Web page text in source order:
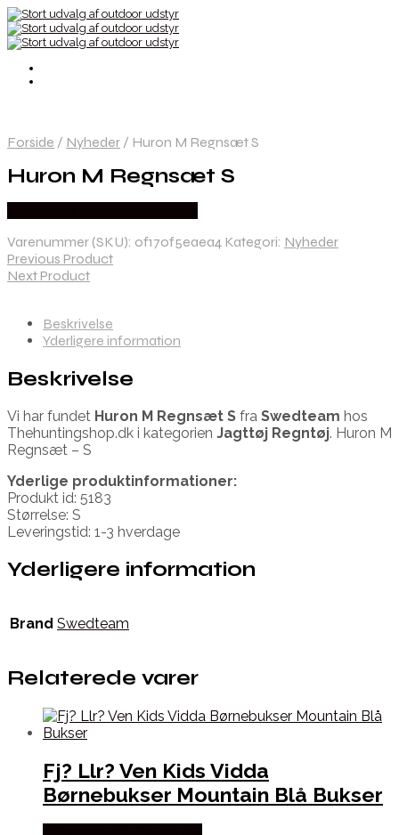
Forside / Nyheder / Huron M Regnsæt S
Huron M Regnsæt S
Varenummer (SKU): 0f170f5eaea4 Kategori: Nyheder
Previous Product
Next Product
Beskrivelse
Yderligere information
Beskrivelse
Vi har fundet Huron M Regnsæt S fra Swedteam hos
Thehuntingshop.dk i kategorien Jagttøj Regntøj. Huron M
Regnsæt – S
Yderlige produktinformationer:
Produkt id: 5183
Størrelse: S
Leveringstid: 1-3 hverdage
Yderligere information
Brand Swedteam
Relaterede varer
Fj? Llr? Ven Kids Vidda
Børnebukser Mountain Blå Bukser